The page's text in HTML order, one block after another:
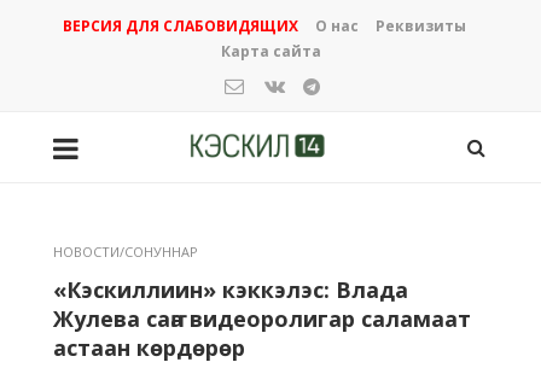
ВЕРСИЯ ДЛЯ СЛАБОВИДЯЩИХ О нас
Реквизиты
Карта сайта
НОВОСТИ/СОНУННАР
«Кэскиллиин» кэккэлэс: Влада
Жулева саҥа видеоролигар саламаат
астаан көрдөрөр